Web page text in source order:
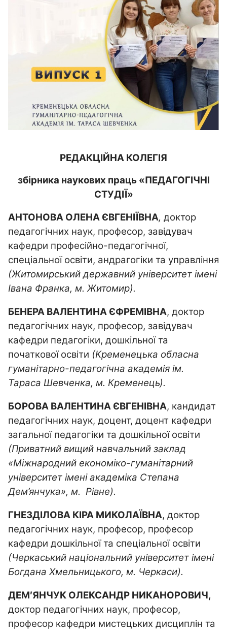
РЕДАКЦІЙНА КОЛЕГІЯ
збірника наукових праць «ПЕДАГОГІЧНІ
СТУДІЇ»
АНТОНОВА ОЛЕНА ЄВГЕНІЇВНА, доктор
педагогічних наук, професор, завідувач
кафедри професійно-педагогічної,
спеціальної освіти, андрагогіки та управління
(Житомирський державний університет імені
Івана Франка, м. Житомир).
БЕНЕРА ВАЛЕНТИНА ЄФРЕМІВНА, доктор
педагогічних наук, професор, завідувач
кафедри педагогіки, дошкільної та
початкової освіти (Кременецька обласна
гуманітарно-педагогічна академія ім.
Тараса Шевченка, м. Кременець).
БОРОВА ВАЛЕНТИНА ЄВГЕНІВНА, кандидат
педагогічних наук, доцент, доцент кафедри
загальної педагогіки та дошкільної освіти
(Приватний вищий навчальний заклад
«Міжнародний економіко-гуманітарний
університет імені академіка Степана
Дем’янчука», м. Рівне).
ГНЕЗДІЛОВА КІРА МИКОЛАЇВНА, доктор
педагогічних наук, професор, професор
кафедри дошкільної та спеціальної освіти
(Черкаський національний університет імені
Богдана Хмельницького, м. Черкаси).
ДЕМ′ЯНЧУК ОЛЕКСАНДР НИКАНОРОВИЧ,
доктор педагогічних наук, професор,
професор кафедри мистецьких дисциплін та